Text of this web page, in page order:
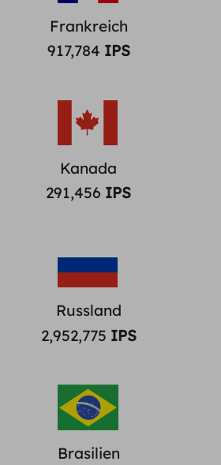
Frankreich
917,784 IPS
Kanada
291,456 IPS
Russland
2,952,775 IPS
Brasilien